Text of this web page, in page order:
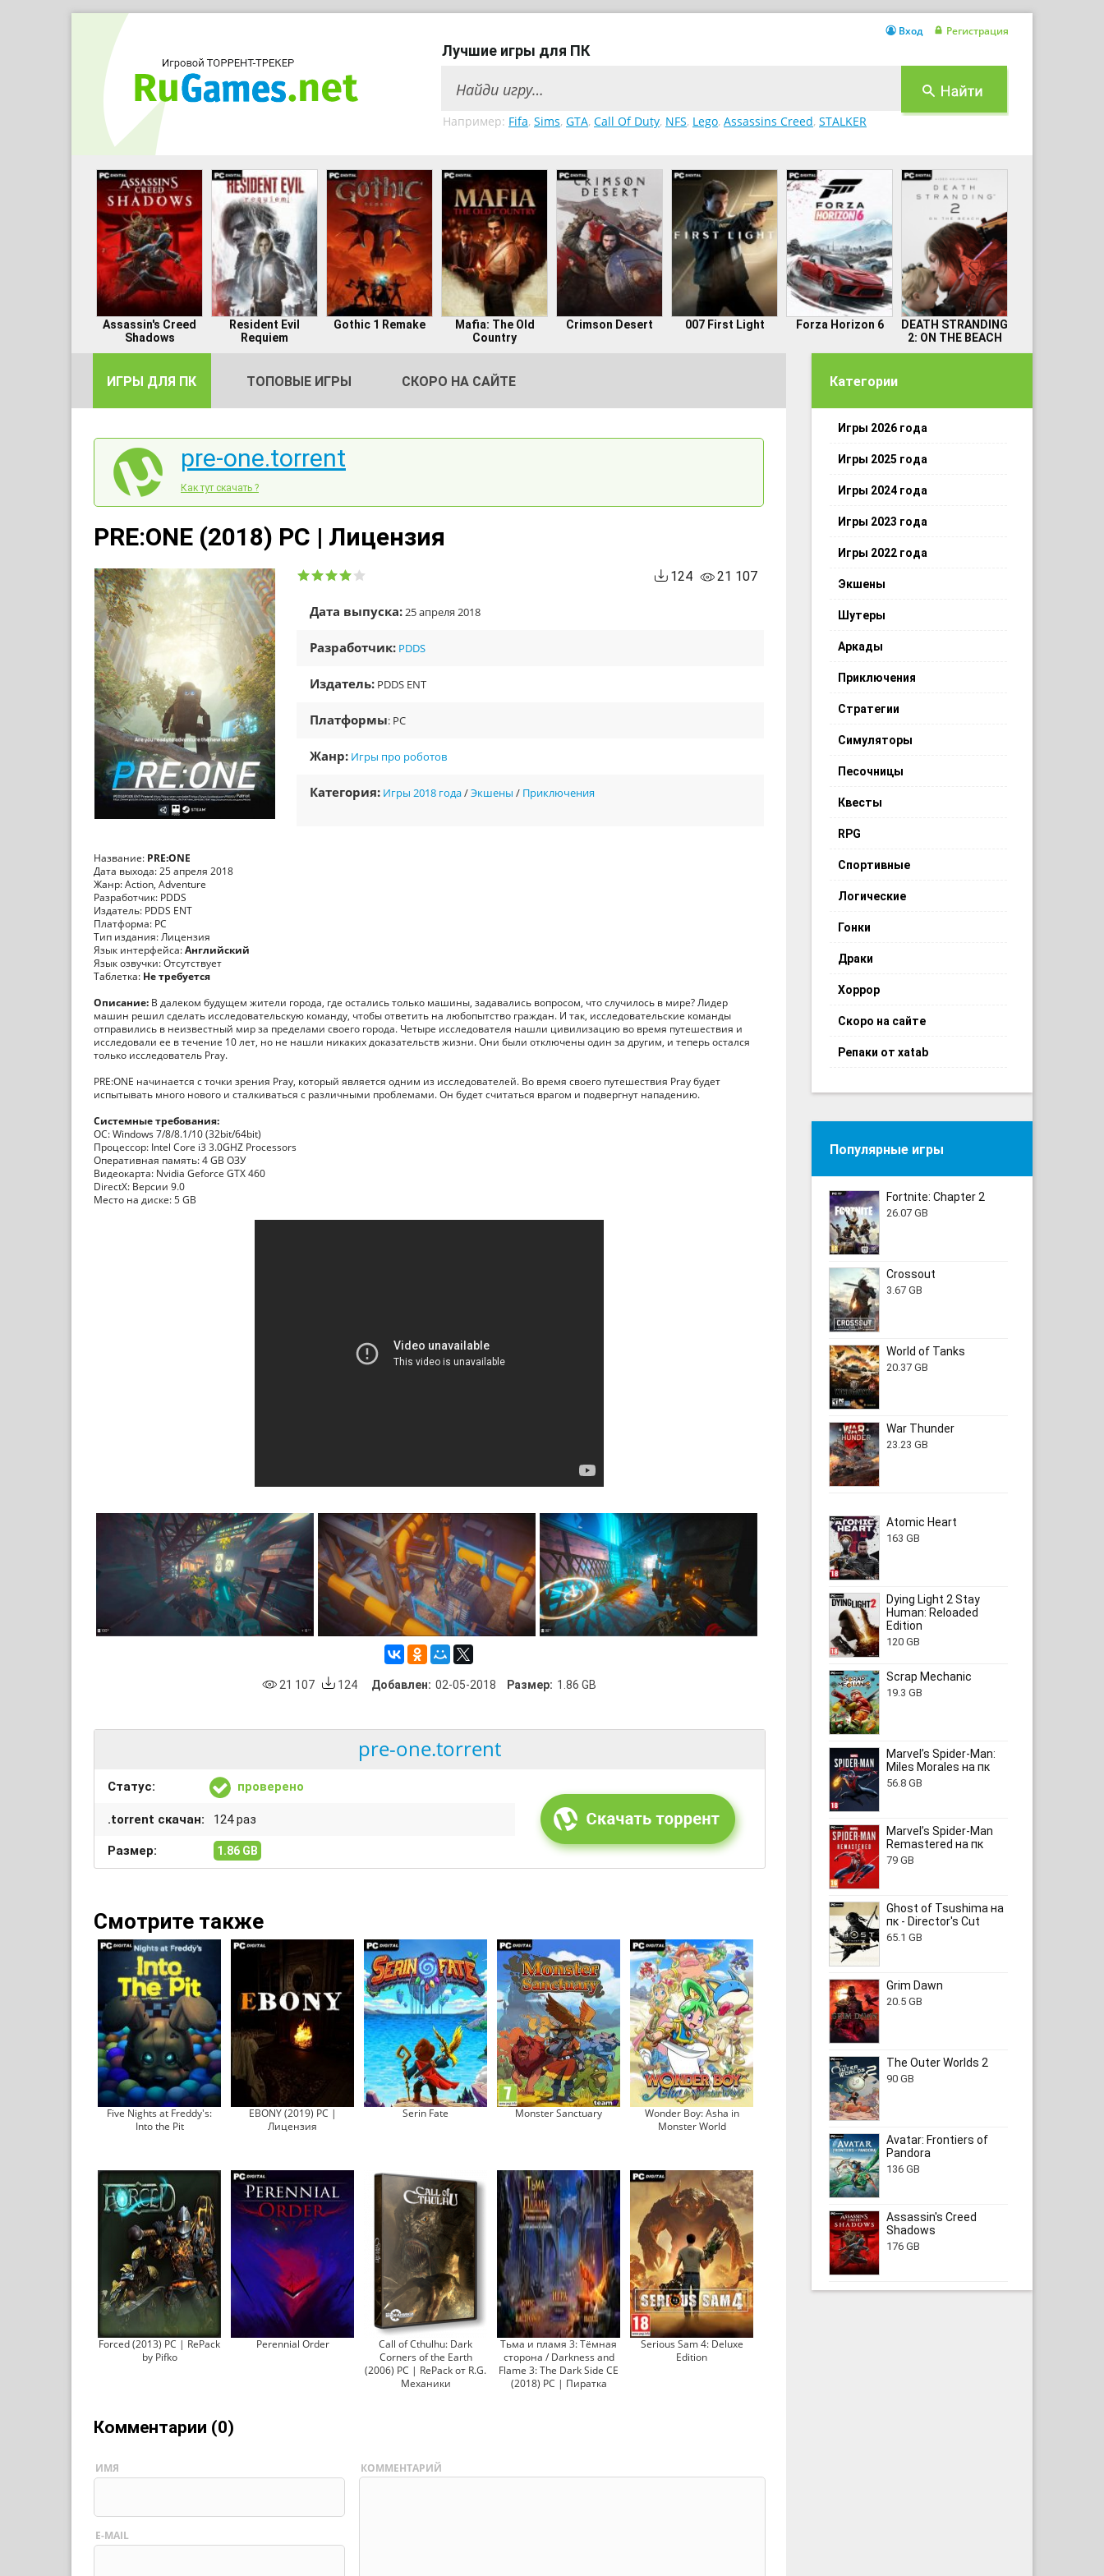
Лучшие игры для ПК
Например: Fifa, Sims, GTA, Call Of Duty, NFS, Lego, Assassins Creed, STALKER
Вход Регистрация
Assassin's Creed
Shadows
Resident Evil
Requiem
Gothic 1 Remake
Mafia: The Old
Country
Crimson Desert 007 First Light Forza Horizon 6
DEATH STRANDING
2: ON THE BEACH
ИГРЫ ДЛЯ ПК ТОПОВЫЕ ИГРЫ СКОРО НА САЙТЕ
pre-one.torrent
Как тут скачать ?
PRE:ONE (2018) PC | Лицензия
21 107
124
Дата выпуска:25 апреля 2018
Разработчик: PDDS
Издатель: PDDS ENT
Платформы: PC
Жанр: Игры про роботов
Категория: Игры 2018 года/Экшены / Приключения
Название: PRE:ONE
Дата выхода: 25 апреля 2018
Жанр: Action, Adventure
Разработчик: PDDS
Издатель: PDDS ENT
Платформа: PC
Тип издания: Лицензия
Язык интерфейса:Английский
Язык озвучки: Отсутствует
Таблетка: Не требуется
Описание: В далеком будущем жители города, где остались только машины, задавались вопросом, что случилось в мире? Лидер
машин решил сделать исследовательскую команду, чтобы ответить на любопытство граждан. И так, исследовательские команды
отправились в неизвестный мир за пределами своего города. Четыре исследователя нашли цивилизацию во время путешествия и
исследовали ее в течение 10 лет, но не нашли никаких доказательств жизни. Они были отключены один за другим, и теперь остался
только исследователь Pray.
PRE:ONE начинается с точки зрения Pray, который является одним из исследователей. Во время своего путешествия Pray будет
испытывать много нового и сталкиваться с различными проблемами. Он будет считаться врагом и подвергнут нападению.
Системные требования:
ОС: Windows 7/8/8.1/10 (32bit/64bit)
Процессор: Intel Core i3 3.0GHZ Processors
Оперативная память: 4 GB ОЗУ
Видеокарта: Nvidia Geforce GTX 460
DirectX: Версии 9.0
Место на диске: 5 GB
21 107 124 Добавлен: 02-05-2018 Размер: 1.86 GB
pre-one.torrent
Статус: проверено
.torrent скачан: 124 раз
Размер: 1.86 GB
Смотрите также
Five Nights at Freddy's:
Into the Pit
EBONY (2019) PC |
Лицензия
Serin Fate Monster Sanctuary
Wonder Boy: Asha in
Monster World
Forced (2013) PC | RePack
by Pifko
Perennial Order
Call of Cthulhu: Dark
Corners of the Earth
(2006) PC | RePack от R.G.
Механики
Тьма и пламя 3: Тёмная
сторона / Darkness and
Flame 3: The Dark Side CE
(2018) PC | Пиратка
Serious Sam 4: Deluxe
Edition
Комментарии (0)
ИМЯ
E-MAIL
КОММЕНТАРИЙ
Категории
Игры 2026 года
Игры 2025 года
Игры 2024 года
Игры 2023 года
Игры 2022 года
Экшены
Шутеры
Аркады
Приключения
Стратегии
Симуляторы
Песочницы
Квесты
RPG
Спортивные
Логические
Гонки
Драки
Хоррор
Скоро на сайте
Репаки от xatab
Популярные игры
Fortnite: Chapter 2
26.07 GB
Crossout
3.67 GB
World of Tanks
20.37 GB
War Thunder
23.23 GB
Atomic Heart
163 GB
Dying Light 2 Stay
Human: Reloaded
Edition
120 GB
Scrap Mechanic
19.3 GB
Marvel’s Spider-Man:
Miles Morales на пк
56.8 GB
Marvel’s Spider-Man
Remastered на пк
79 GB
Ghost of Tsushima на
пк - Director's Cut
65.1 GB
Grim Dawn
20.5 GB
The Outer Worlds 2
90 GB
Avatar: Frontiers of
Pandora
136 GB
Assassin's Creed
Shadows
176 GB